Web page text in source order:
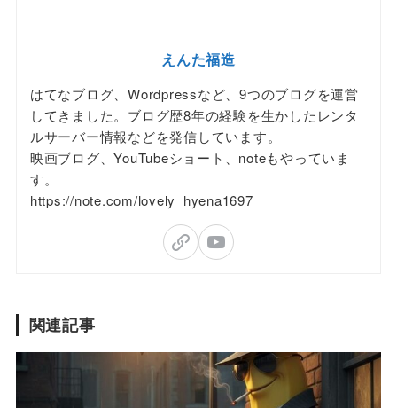
えんた福造
はてなブログ、Wordpressなど、9つのブログを運営
してきました。ブログ歴8年の経験を生かしたレンタ
ルサーバー情報などを発信しています。
映画ブログ、YouTubeショート、noteもやっていま
す。
https://note.com/lovely_hyena1697
関連記事